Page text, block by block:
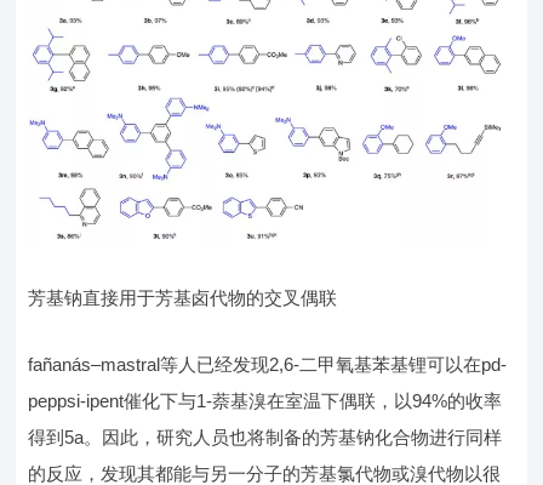
芳基钠直接用于芳基卤代物的交叉偶联
fañanás–mastral等人已经发现2,6-二甲氧基苯基锂可以在pd-
peppsi-ipent催化下与1-萘基溴在室温下偶联，以94%的收率
得到5a。因此，研究人员也将制备的芳基钠化合物进行同样
的反应，发现其都能与另一分子的芳基氯代物或溴代物以很